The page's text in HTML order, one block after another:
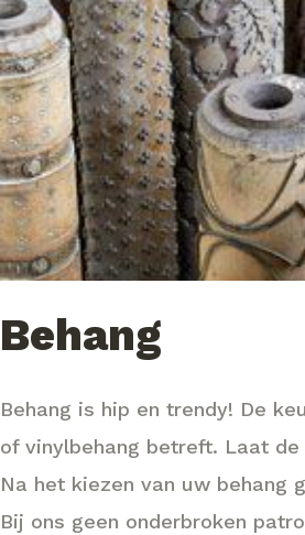
Behang
Behang is hip en trendy! De
of vinylbehang betreft. Laat
Na het kiezen van uw behang
Bij ons geen onderbroken